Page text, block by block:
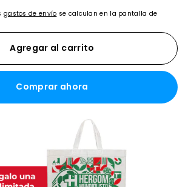
gastos de envío se calculan en la pantalla de
Agregar al carrito
Comprar ahora